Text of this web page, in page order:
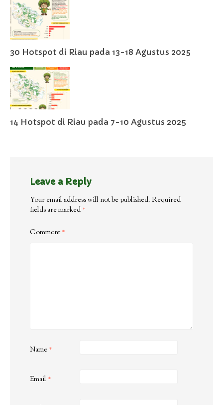
30 Hotspot di Riau pada 13-18 Agustus 2025
14 Hotspot di Riau pada 7-10 Agustus 2025
Leave a Reply
Your email address will not be published. Required
fields are marked *
Comment*
Name *
Email *